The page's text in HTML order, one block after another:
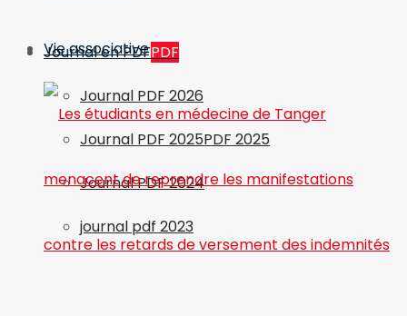
Journal en PDFPDF
Journal PDF 2026
Journal PDF 2025PDF 2025
Journal PDF 2024
journal pdf 2023
Vie associative